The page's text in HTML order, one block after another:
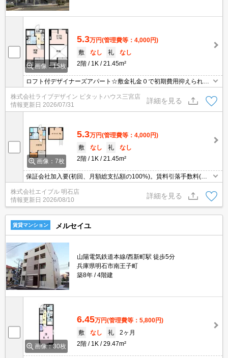
画像：15枚
5.3万円(管理費等：4,000円)
敷
なし 礼
なし
2階
1K 21.45m²
ロフト付デザイナーズアパート☆敷金礼金０で初期費用抑えられま
す！
株式会社ライブデザイン ピタットハウス三宮店
情報更新日 2026/07/31
詳細を見る
画像：7枚
5.3万円(管理費等：4,000円)
敷
なし 礼
なし
2階
1K 21.45m²
保証会社加入要(初回、月額総支払額の100%)。賃料引落手数料(月
額総支払額の2%)。違約金有（1年未満総賃料2ヶ月分、2年未満1ヶ
月）。インターネット無料。システムキッチンで料理もバッチリ!。
株式会社エイブル 明石店
情報更新日 2026/08/10
詳細を見る
賃貸マンション メルセイユ
山陽電気鉄道本線/西新町駅 徒歩5分
兵庫県明石市南王子町
築8年
4階建
画像：30枚
6.45万円(管理費等：5,800円)
敷
なし 礼
2ヶ月
2階
1K 29.47m²